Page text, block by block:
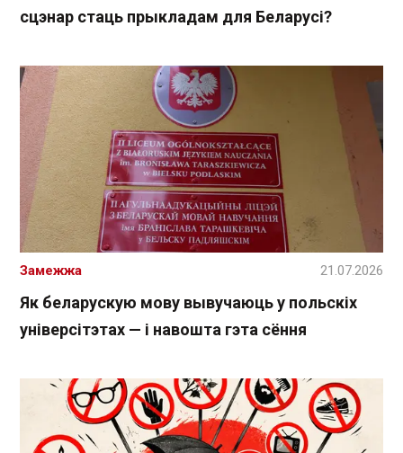
сцэнар стаць прыкладам для Беларусі?
Як беларускую мову вывучаюць у польскіх
універсітэтах — і навошта гэта сёння
Замежжа 21.07.2026